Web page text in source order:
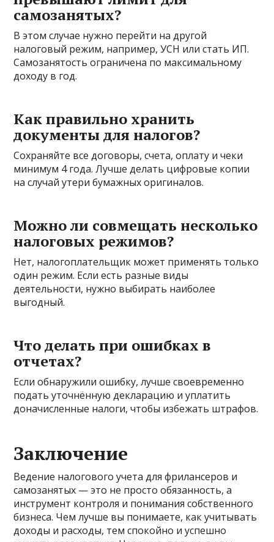
самозанятых?
В этом случае нужно перейти на другой
налоговый режим, например, УСН или стать ИП.
Самозанятость ограничена по максимальному
доходу в год.
Как правильно хранить
документы для налогов?
Сохраняйте все договоры, счета, оплату и чеки
минимум 4 года. Лучше делать цифровые копии
на случай утери бумажных оригиналов.
Можно ли совмещать несколько
налоговых режимов?
Нет, налогоплательщик может применять только
один режим. Если есть разные виды
деятельности, нужно выбирать наиболее
выгодный.
Что делать при ошибках в
отчетах?
Если обнаружили ошибку, лучше своевременно
подать уточнённую декларацию и уплатить
доначисленные налоги, чтобы избежать штрафов.
Заключение
Ведение налогового учета для фрилансеров и
самозанятых — это не просто обязанность, а
инструмент контроля и понимания собственного
бизнеса. Чем лучше вы понимаете, как учитывать
доходы и расходы, тем спокойно и успешно